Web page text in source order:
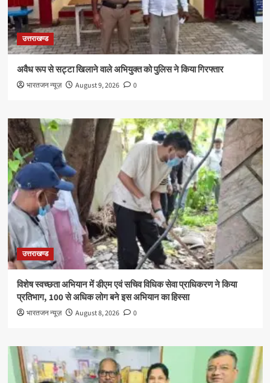
उत्तराखण्ड
अवैध रूप से सट्टा खिलाने वाले अभियुक्त को पुलिस ने किया गिरफ्तार
भारतजन न्यूज़ August 9, 2026 0
उत्तराखण्ड
विशेष स्वच्छता अभियान में डीएम एवं सचिव विधिक सेवा प्राधिकरण ने किया
प्रतिभाग, 100 से अधिक लोग बने इस अभियान का हिस्सा
भारतजन न्यूज़ August 8, 2026 0